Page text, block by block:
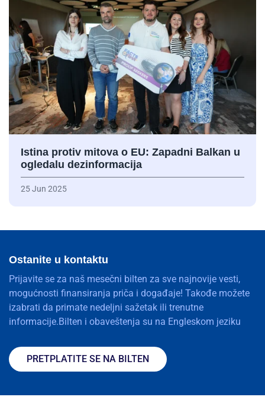
Istina protiv mitova o EU: Zapadni Balkan u
ogledalu dezinformacija
25 Jun 2025
Ostanite u kontaktu
Prijavite se za naš mesečni bilten za sve najnovije vesti,
mogućnosti finansiranja priča i događaje! Takođe možete
izabrati da primate nedeljni sažetak ili trenutne
informacije.Bilten i obaveštenja su na Engleskom jeziku
PRETPLATITE SE NA BILTEN